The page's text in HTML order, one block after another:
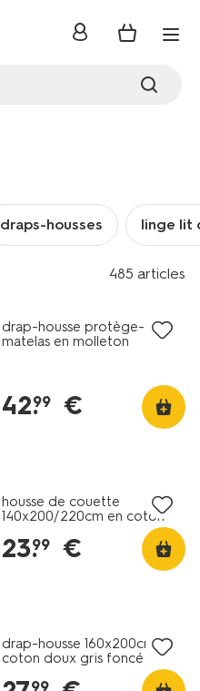
se
draps-housses linge lit
485 articles
drap-housse protège-
matelas en molleton
42.
99 €
housse de couette
140x200/220cm en coton
23.
99 €
drap-housse 160x200cm
coton doux gris foncé
99